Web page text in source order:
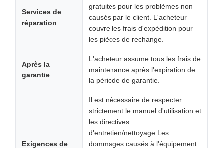
Services de
réparation
gratuites pour les problèmes non
causés par le client. L'acheteur
couvre les frais d'expédition pour
les pièces de rechange.
Après la
garantie
L'acheteur assume tous les frais de
maintenance après l'expiration de
la période de garantie.
Exigences de
Il est nécessaire de respecter
strictement le manuel d'utilisation et
les directives
d'entretien/nettoyage.Les
dommages causés à l'équipement